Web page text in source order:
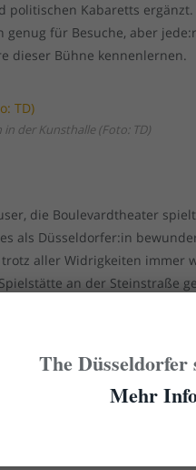
Kabaretts ergänzt.
genug für Besuche, aber
dieser Bühne kennenlernen.
in der Kunsthalle (Foto: TD)
die Boulevardtheater
als Düsseldorfer:in
trotz aller Widrigkeiten immer
an der Steinstraße
Straße
mit wahrhaft renommierten
Hinzu kommen
Besucht dieses Theater,
Bescherung (Foto: Jeanne
The
Mehr